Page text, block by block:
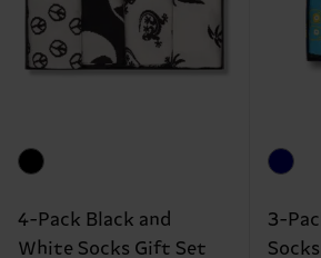
4-Pack Black and
White Socks Gift Set
3-